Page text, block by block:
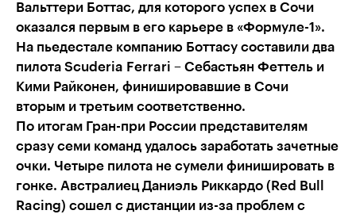
Вальттери Боттас, для которого успех в Сочи
оказался первым в его карьере в «Формуле-1».
На пьедестале компанию Боттасу составили два
пилота Scuderia Ferrari – Себастьян Феттель и
Кими Райконен, финишировавшие в Сочи
вторым и третьим соответственно.
По итогам Гран-при России представителям
сразу семи команд удалось заработать зачетные
очки. Четыре пилота не сумели финишировать в
гонке. Австралиец Даниэль Риккардо (Red Bull
Racing) сошел с дистанции из-за проблем с